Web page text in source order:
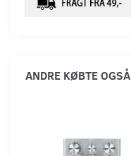
ANDRE KØBTE OGSÅ